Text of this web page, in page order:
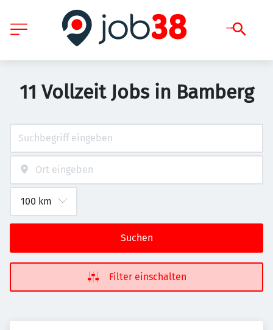
11 Vollzeit Jobs in Bamberg
Suchen
Filter einschalten